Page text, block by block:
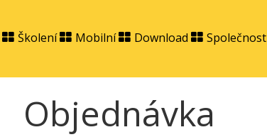
Školení Mobilní Download Společnost
Objednávka